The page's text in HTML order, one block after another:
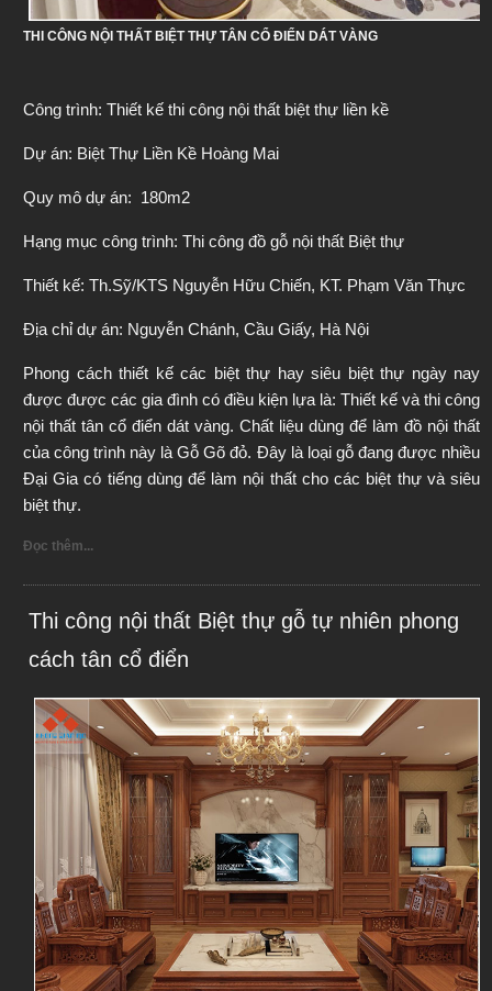
THI CÔNG NỘI THẤT BIỆT THỰ TÂN CỔ ĐIỂN DÁT VÀNG
Công trình: Thiết kế thi công nội thất biệt thự liền kề
Dự án: Biệt Thự Liền Kề Hoàng Mai
Quy mô dự án:  180m2
Hạng mục công trình: Thi công đồ gỗ nội thất Biệt thự
Thiết kế: Th.Sỹ/KTS Nguyễn Hữu Chiến, KT. Phạm Văn Thực
Địa chỉ dự án: Nguyễn Chánh, Cầu Giấy, Hà Nội
Phong cách thiết kế các biệt thự hay siêu biệt thự ngày nay
được được các gia đình có điều kiện lựa là: Thiết kế và thi công
nội thất tân cổ điển dát vàng. Chất liệu dùng để làm đồ nội thất
của công trình này là Gỗ Gõ đỏ. Đây là loại gỗ đang được nhiều
Đại Gia có tiếng dùng để làm nội thất cho các biệt thự và siêu
biệt thự.
Đọc thêm...
Thi công nội thất Biệt thự gỗ tự nhiên phong
cách tân cổ điển